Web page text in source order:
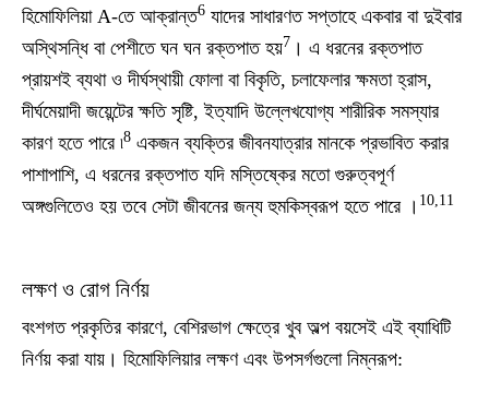
হিমোফিলিয়া A-তে আক্রান্ত6 যাদের সাধারণত সপ্তাহে একবার বা দুইবার
অস্থিসন্ধি বা পেশীতে ঘন ঘন রক্তপাত হয়7 । এ ধরনের রক্তপাত
প্রায়শই ব্যথা ও দীর্ঘস্থায়ী ফোলা বা বিকৃতি, চলাফেলার ক্ষমতা হ্রাস,
দীর্ঘমেয়াদী জয়েন্টের ক্ষতি সৃষ্টি, ইত্যাদি উল্লেখযোগ্য শারীরিক সমস্যার
কারণ হতে পারে ৷8 একজন ব্যক্তির জীবনযাত্রার মানকে প্রভাবিত করার
পাশাপাশি, এ ধরনের রক্তপাত যদি মস্তিষ্কের মতো গুরুত্বপূর্ণ
অঙ্গগুলিতেও হয় তবে সেটা জীবনের জন্য হুমকিস্বরূপ হতে পারে । 10,11
লক্ষণ ও রোগ নির্ণয়
বংশগত প্রকৃতির কারণে, বেশিরভাগ ক্ষেত্রে খুব অল্প বয়সেই এই ব্যাধিটি
নির্ণয় করা যায়। হিমোফিলিয়ার লক্ষণ এবং উপসর্গগুলো নিম্নরূপ: